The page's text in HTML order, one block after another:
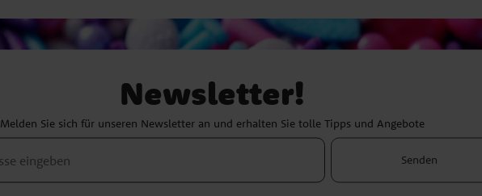
Newsletter!
Melden Sie sich für unseren Newsletter an und erhalten Sie tolle Tipps und Angebote
Senden